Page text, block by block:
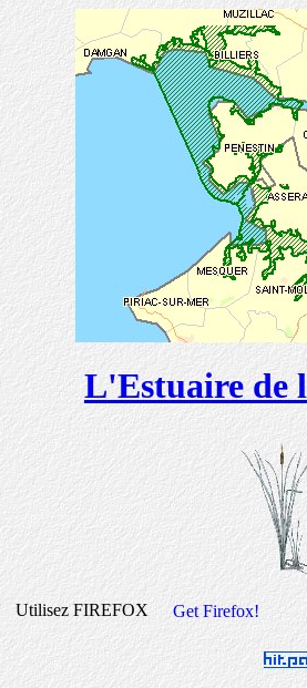
L'Estuaire de
Utilisez FIREFOX